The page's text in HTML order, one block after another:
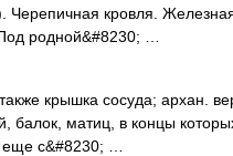
Черепичная кровля.
родной&#8230; …
крышка сосуда; архан.
балок, матиц, в концы
еще с&#8230; …